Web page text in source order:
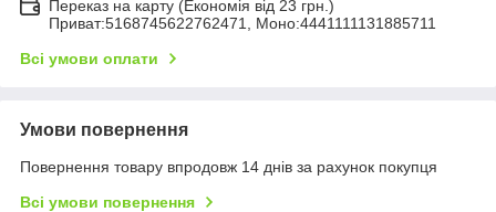
Переказ на карту (Економія від 23 грн.)
Приват:5168745622762471, Моно:4441111131885711
Всі умови оплати
Умови повернення
Повернення товару впродовж 14 днів за рахунок покупця
Всі умови повернення